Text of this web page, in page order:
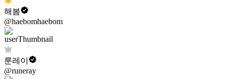
해봄
@haebomhaebom
룬레이
@runeray